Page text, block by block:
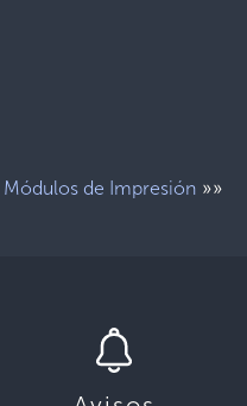
Módulos de Impresión»»